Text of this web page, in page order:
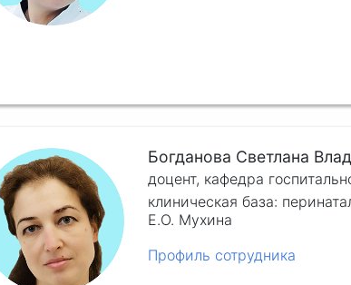
Богданова Светлана
доцент, кафедра
клиническая база:
Е.О. Мухина
Профиль сотрудника